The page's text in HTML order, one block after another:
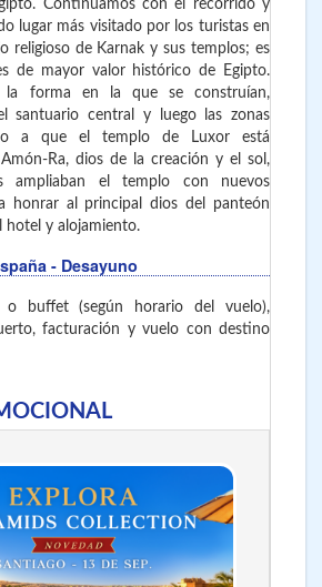
Continuamos con el recorrido y
lugar más visitado por los turistas en
religioso de Karnak y sus templos; es
de mayor valor histórico de Egipto.
la forma en la que se construían,
santuario central y luego las zonas
a que el templo de Luxor está
Ra, dios de la creación y el sol,
ampliaban el templo con nuevos
honrar al principal dios del panteón
hotel y alojamiento.
- Desayuno
o buffet (según horario del vuelo),
facturación y vuelo con destino